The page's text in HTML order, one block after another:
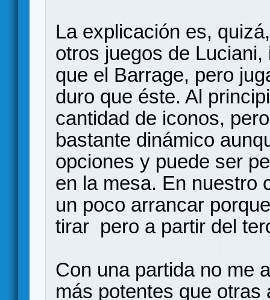
La explicación es,
otros juegos de
que el Barrage, pero
duro que éste. Al
cantidad de iconos,
bastante dinámico
opciones y puede ser
en la mesa. En nuestro
un poco arrancar
tirar pero a partir del
Con una partida no me
más potentes que otras